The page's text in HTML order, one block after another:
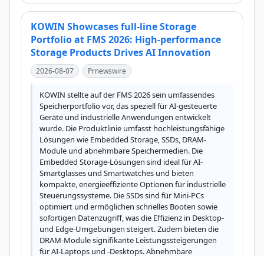
KOWIN Showcases full-line Storage
Portfolio at FMS 2026: High-performance
Storage Products Drives AI Innovation
2026-08-07 Prnewswire
KOWIN stellte auf der FMS 2026 sein umfassendes
Speicherportfolio vor, das speziell für AI-gesteuerte
Geräte und industrielle Anwendungen entwickelt
wurde. Die Produktlinie umfasst hochleistungsfähige
Lösungen wie Embedded Storage, SSDs, DRAM-
Module und abnehmbare Speichermedien. Die
Embedded Storage-Lösungen sind ideal für AI-
Smartglasses und Smartwatches und bieten
kompakte, energieeffiziente Optionen für industrielle
Steuerungssysteme. Die SSDs sind für Mini-PCs
optimiert und ermöglichen schnelles Booten sowie
sofortigen Datenzugriff, was die Effizienz in Desktop-
und Edge-Umgebungen steigert. Zudem bieten die
DRAM-Module signifikante Leistungssteigerungen
für AI-Laptops und -Desktops. Abnehmbare